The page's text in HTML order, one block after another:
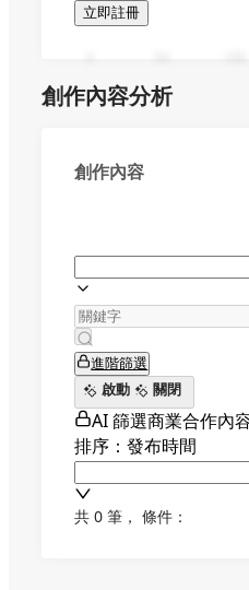
立即註冊
創作內容分析
創作內容
進階篩選
啟動
關閉
AI 篩選商業合作內
排序：發布時間
共 0 筆 ， 條件：